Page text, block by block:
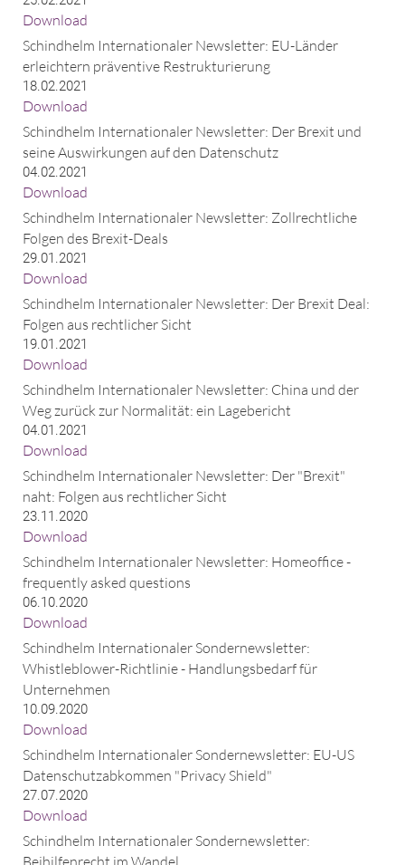
Download
Schindhelm Internationaler Newsletter: EU-Länder
erleichtern präventive Restrukturierung
18.02.2021
Download
Schindhelm Internationaler Newsletter: Der Brexit und
seine Auswirkungen auf den Datenschutz
04.02.2021
Download
Schindhelm Internationaler Newsletter: Zollrechtliche
Folgen des Brexit-Deals
29.01.2021
Download
Schindhelm Internationaler Newsletter: Der Brexit Deal:
Folgen aus rechtlicher Sicht
19.01.2021
Download
Schindhelm Internationaler Newsletter: China und der
Weg zurück zur Normalität: ein Lagebericht
04.01.2021
Download
Schindhelm Internationaler Newsletter: Der "Brexit"
naht: Folgen aus rechtlicher Sicht
23.11.2020
Download
Schindhelm Internationaler Newsletter: Homeoffice -
frequently asked questions
06.10.2020
Download
Schindhelm Internationaler Sondernewsletter:
Whistleblower-Richtlinie - Handlungsbedarf für
Unternehmen
10.09.2020
Download
Schindhelm Internationaler Sondernewsletter: EU-US
Datenschutzabkommen "Privacy Shield"
27.07.2020
Download
Schindhelm Internationaler Sondernewsletter:
Beihilfenrecht im Wandel